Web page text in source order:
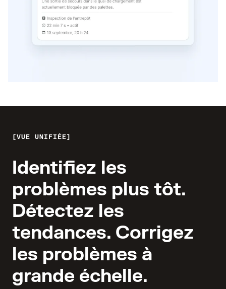
VUE UNIFIÉE
Identifiez les
problèmes plus tôt.
Détectez les
tendances. Corrigez
les problèmes à
grande échelle.